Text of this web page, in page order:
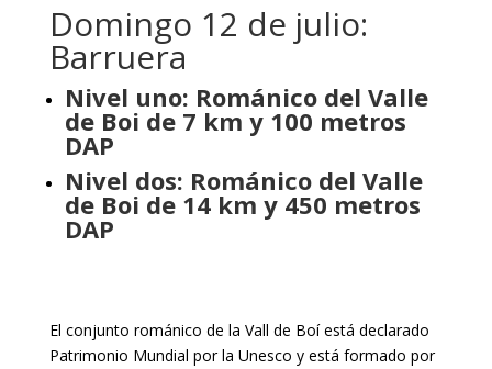
Domingo 12 de julio:
Barruera
Nivel uno: Románico del Valle
de Boi de 7 km y 100 metros
DAP
Nivel dos: Románico del Valle
de Boi de 14 km y 450 metros
DAP
El conjunto románico de la Vall de Boí está declarado
Patrimonio Mundial por la Unesco y está formado por